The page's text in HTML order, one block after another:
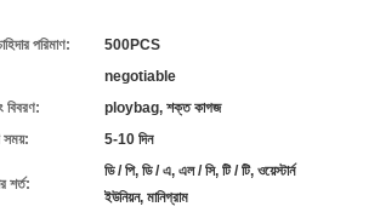
পরিমাণ:
500PCS
negotiable
বিবরণ:
ploybag, শক্ত কাগজ
সময়:
5-10 দিন
শর্ত:
ডি / পি, ডি / এ, এল / সি, টি / টি, ওয়েস্টার্ন
ইউনিয়ন, মানিগ্রাম